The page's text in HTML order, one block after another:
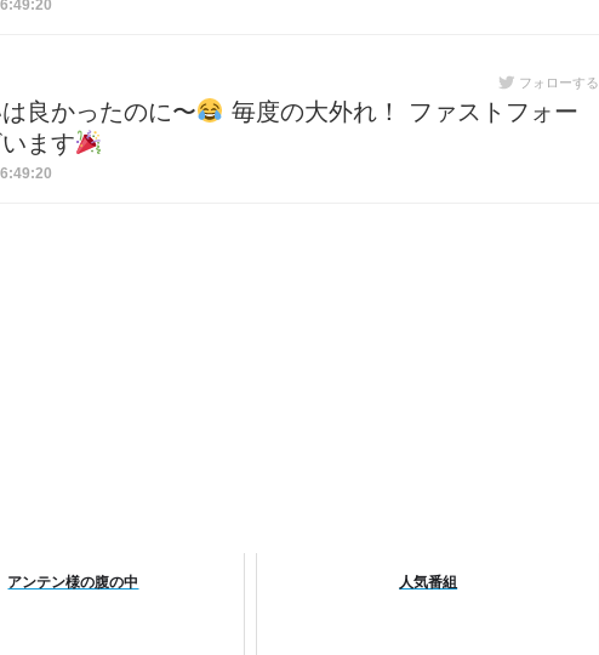
フォローする
良かったのに〜
毎度の大外れ！ ファストフォー
ます
アンテン様の腹の中 人気番組